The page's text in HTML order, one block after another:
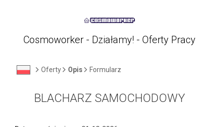
Cosmoworker - Działamy! - Oferty Pracy
Oferty Opis Formularz
BLACHARZ SAMOCHODOWY